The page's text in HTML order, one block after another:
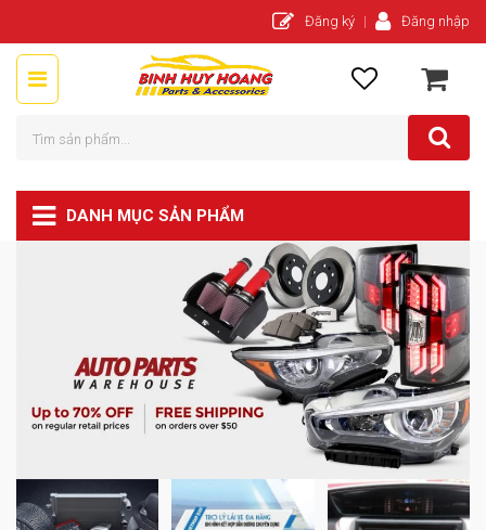
Đăng ký Đăng nhập
DANH MỤC SẢN PHẨM